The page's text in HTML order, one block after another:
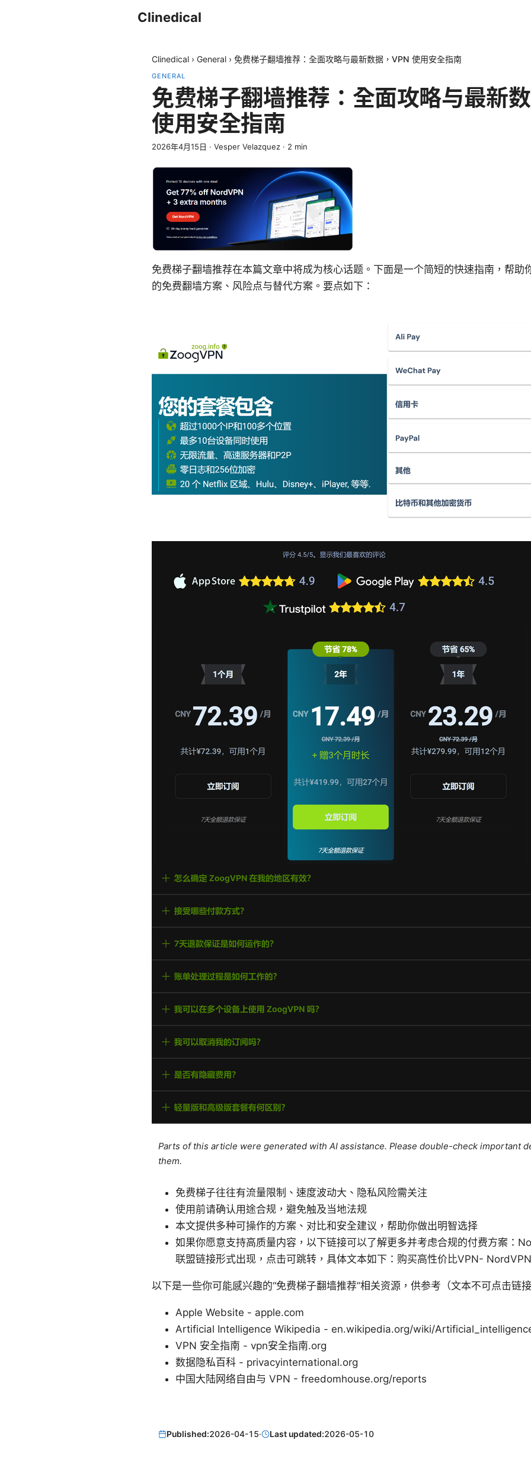
Clinedical
Clinedical › General › 免费梯子翻墙推荐：全面攻略与最新数据，VPN 使用安全指南
GENERAL
免费梯子翻墙推荐：全面攻略与最新
使用安全指南
2026年4月15日 · Vesper Velazquez · 2 min
免费梯子翻墙推荐在本篇文章中将成为核心话题。下面是一个简短的快速指南，帮助
的免费翻墙方案、风险点与替代方案。要点如下：
Parts of this article were generated with AI assistance. Please double-check important
them.
免费梯子往往有流量限制、速度波动大、隐私风险需关注
使用前请确认用途合规，避免触及当地法规
本文提供多种可操作的方案、对比和安全建议，帮助你做出明智选择
如果你愿意支持高质量内容，以下链接可以了解更多并考虑合规的付费方案：
联盟链接形式出现，点击可跳转，具体文本如下：购买高性价比VPN-
以下是一些你可能感兴趣的“免费梯子翻墙推荐”相关资源，供参考（文本不可点击链
Apple Website - apple.com
Artificial Intelligence Wikipedia - en.wikipedia.org/wiki/
VPN 安全指南 - vpn安全指南.org
数据隐私百科 - privacyinternational.org
中国大陆网络自由与 VPN - freedomhouse.org/reports
Published:2026-04-15· Last updated:2026-05-10